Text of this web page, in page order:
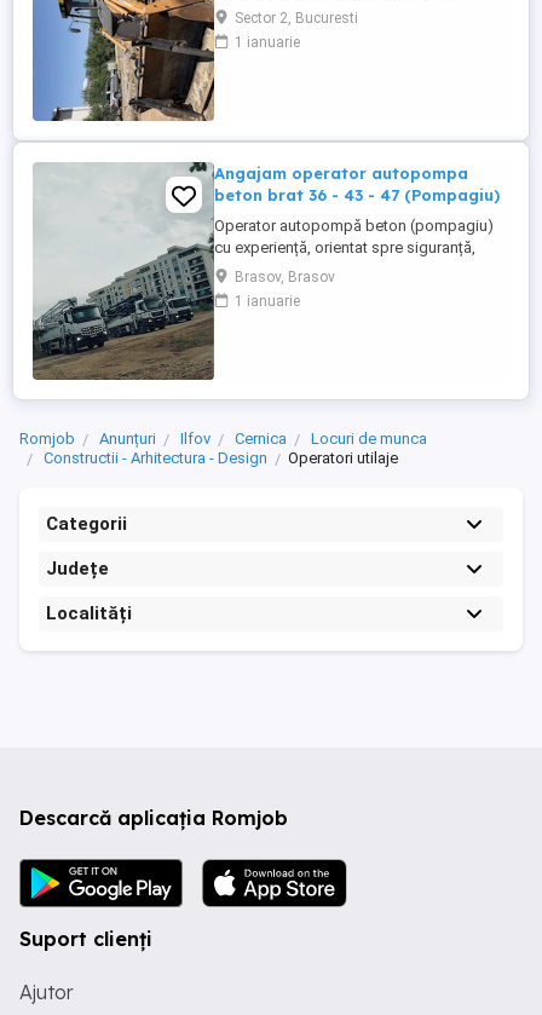
construcții civile și industriale. Cerințe:
Atestat certificat de operator
buldoexcavator (valabil) Experiență
Oferim: ...
Sector 2, Bucuresti
1 ianuarie
Angajam operator autopompa
beton brat 36 - 43 - 47 (Pompagiu)
Operator autopompă beton (pompagiu)
cu experiență, orientat spre siguranță,
eficiență și întreținerea corectă a utilajului.
Atestate și Permis de Conducere: - Permis
auto: Categoriile C, CE (fără incidente
Brasov, Brasov
1 ianuarie
Romjob Anunțuri Ilfov Cernica
Locuri de munca
Constructii - Arhitectura - Design
Operatori utilaje
Categorii
Județe
Localități
Descarcă aplicația Romjob
Suport clienți
Ajutor